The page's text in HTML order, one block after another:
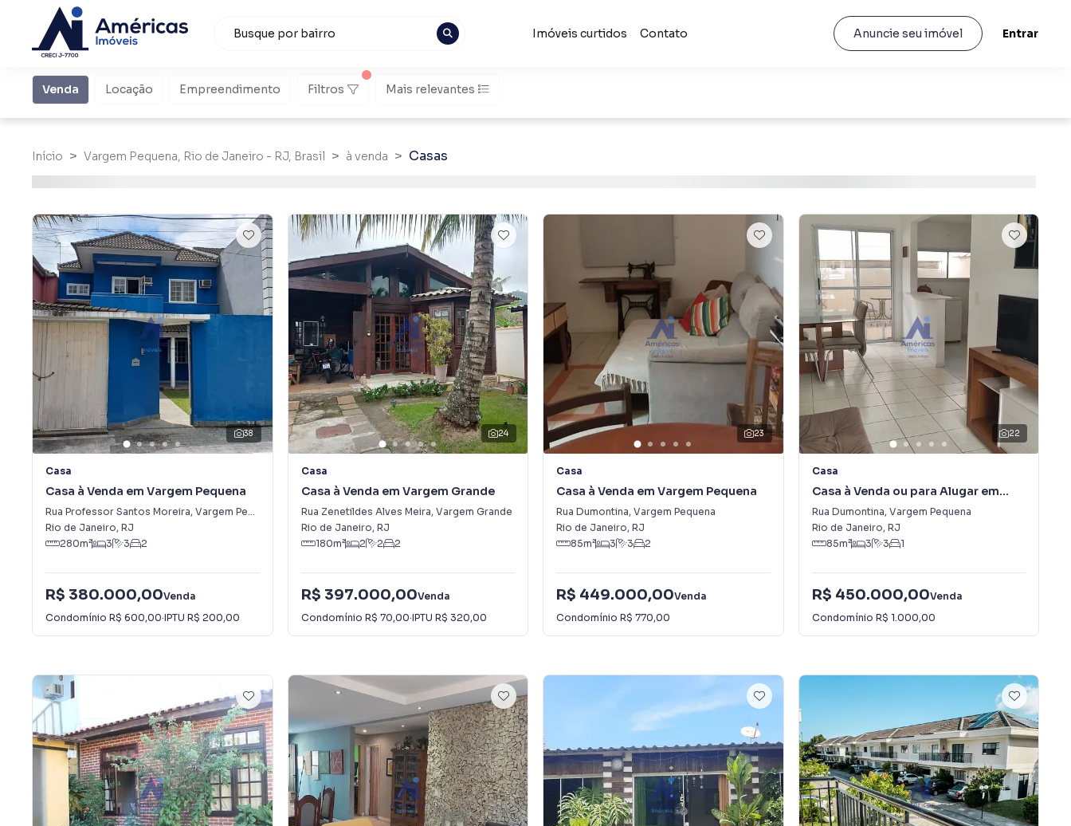
Imóveis curtidos Contato Anuncie seu imóvel Entrar
Venda Locação Empreendimento Filtros Mais relevantes
Início Vargem Pequena, Rio de Janeiro - RJ, Brasil à venda Casas
38
Casa
Casa à Venda em Vargem Pequena
Rua Professor Santos Moreira, Vargem Pequena
Rio de Janeiro, RJ
280m² 3 3 2
R$ 380.000,00Venda
Condomínio R$ 600,00·IPTU R$ 200,00
24
Casa
Casa à Venda em Vargem Grande
Rua Zenetildes Alves Meira, Vargem Grande
Rio de Janeiro, RJ
180m² 2 2 2
R$ 397.000,00Venda
Condomínio R$ 70,00·IPTU R$ 320,00
23
Casa
Casa à Venda em Vargem Pequena
Rua Dumontina, Vargem Pequena
Rio de Janeiro, RJ
85m² 3 3 2
R$ 449.000,00Venda
Condomínio R$ 770,00
22
Casa
Casa à Venda ou para Alugar em
Vargem Pequena
Rua Dumontina, Vargem Pequena
Rio de Janeiro, RJ
85m² 3 3 1
R$ 450.000,00Venda
Condomínio R$ 1.000,00